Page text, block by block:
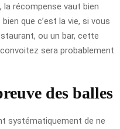
récompense vaut bien
que c’est la vie, si vous
ou un bar, cette
sera probablement
des balles
systématiquement de ne